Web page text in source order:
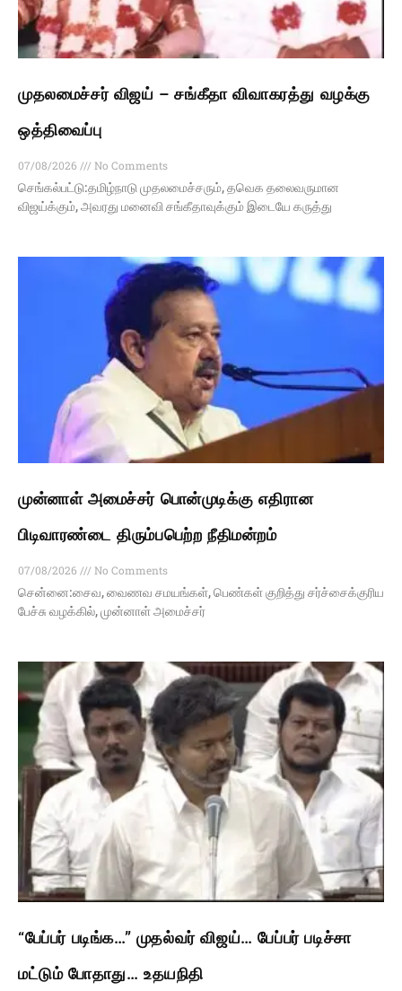
முதலமைச்சர் விஜய் – சங்கீதா விவாகரத்து வழக்கு
ஒத்திவைப்பு
07/08/2026
No Comments
செங்கல்பட்டு:தமிழ்நாடு முதலமைச்சரும், தவெக தலைவருமான
விஜய்க்கும், அவரது மனைவி சங்கீதாவுக்கும் இடையே கருத்து
முன்னாள் அமைச்சர் பொன்முடிக்கு எதிரான
பிடிவாரண்டை திரும்பபெற்ற நீதிமன்றம்
07/08/2026
No Comments
சென்னை:சைவ, வைணவ சமயங்கள், பெண்கள் குறித்து சர்ச்சைக்குரிய
பேச்சு வழக்கில், முன்னாள் அமைச்சர்
“பேப்பர் படிங்க…” முதல்வர் விஜய்… பேப்பர் படிச்சா
மட்டும் போதாது… உதயநிதி